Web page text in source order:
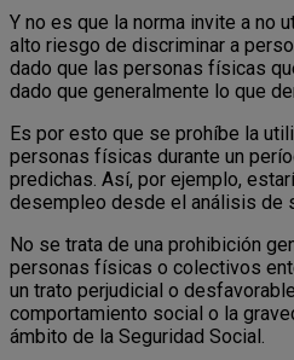
Y no es que la norma invite a no
alto riesgo de discriminar a
dado que las personas físicas
dado que generalmente lo que
Es por esto que se prohíbe la
personas físicas durante un
predichas. Así, por ejemplo,
desempleo desde el análisis de
No se trata de una prohibición
personas físicas o colectivos
un trato perjudicial o
comportamiento social o la
ámbito de la Seguridad Social.